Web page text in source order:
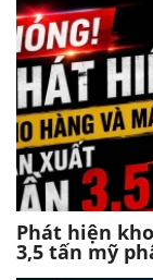
Phát hiện
3,5 tấn mỹ